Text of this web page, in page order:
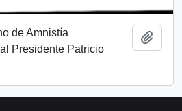
de Amnistía
Presidente Patricio